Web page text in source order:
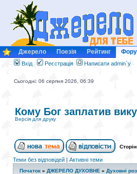
Джерело Поезія Рейтинг
Вхід Реєстрація Написати admin`у
Сьогодні: 06 серпня 2026, 06:39
Кому Бог заплатив
Версія для друку
Теми без відповідей | Активні теми
Початок » ДЖЕРЕЛО ДУХОВНЕ » Духовні